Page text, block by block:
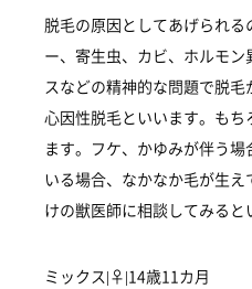
脱毛の原因としてあげられ
ー、寄生虫、カビ、ホルモ
スなどの精神的な問題で脱
心因性脱毛といいます。も
ます。フケ、かゆみが伴う
いる場合、なかなか毛が生
けの獣医師に相談してみると
ミックス|♀|14歳11カ月